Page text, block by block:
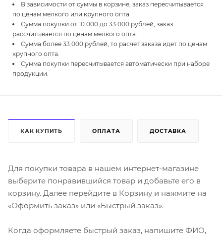
В зависимости от суммы в корзине, заказ пересчитывается
по ценам мелкого или крупного опта.
Сумма покупки от 10 000 до 33 000 рублей, заказ
рассчитывается по ценам мелкого опта.
Сумма более 33 000 рублей, то расчет заказа идет по ценам
крупного опта.
Сумма покупки пересчитывается автоматически при наборе
продукции.
КАК КУПИТЬ ОПЛАТА ДОСТАВКА
Для покупки товара в нашем интернет-магазине
выберите понравившийся товар и добавьте его в
корзину. Далее перейдите в Корзину и нажмите на
«Оформить заказ» или «Быстрый заказ».
Когда оформляете быстрый заказ, напишите ФИО,